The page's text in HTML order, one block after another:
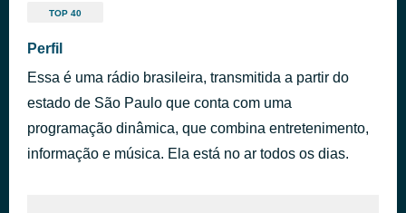
Risk It All
Taste
Sabrina Carpenter
It's Like That
Mariah Carey
há 1 dia
TOP 40
Perfil
Essa é uma rádio brasileira, transmitida a partir do
estado de São Paulo que conta com uma
programação dinâmica, que combina entretenimento,
informação e música. Ela está no ar todos os dias.